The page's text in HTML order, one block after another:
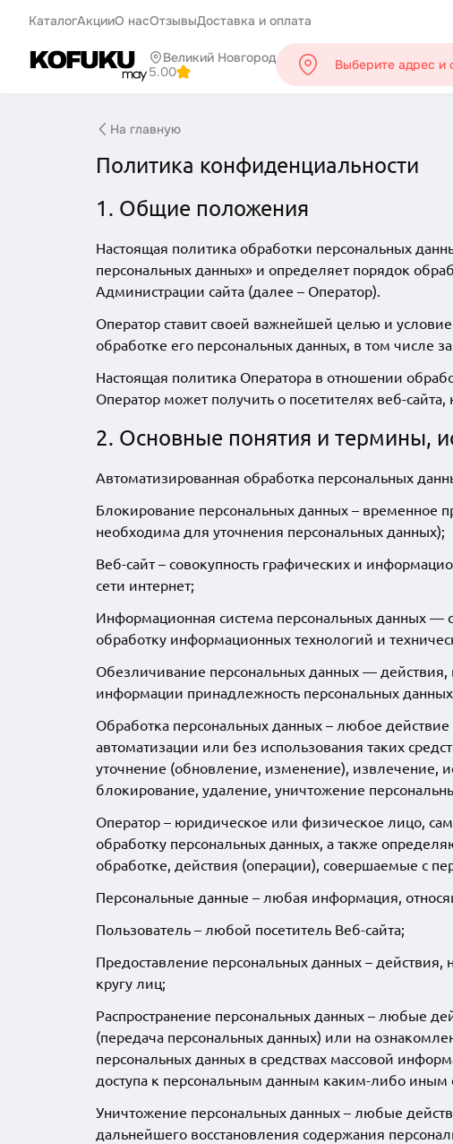
КаталогАкцииО насОтзывыДоставка и оплата
Великий Новгород
5.00
Выберите адрес и
На главную
Политика конфиденциальности
1. Общие положения
Настоящая политика обработки персональных
персональных данных» и определяет порядок
Администрации сайта (далее – Оператор).
Оператор ставит своей важнейшей целью и
обработке его персональных данных, в том числе
Настоящая политика Оператора в отношении
Оператор может получить о посетителях веб-
2. Основные понятия и термины,
Автоматизированная обработка персональных
Блокирование персональных данных – временное
необходима для уточнения персональных данных);
Веб-сайт – совокупность графических и
сети интернет;
Информационная система персональных данных —
обработку информационных технологий и
Обезличивание персональных данных — действия,
информации принадлежность персональных
Обработка персональных данных – любое
автоматизации или без использования таких
уточнение (обновление, изменение), извлечение,
блокирование, удаление, уничтожение
Оператор – юридическое или физическое лицо,
обработку персональных данных, а также
обработке, действия (операции), совершаемые с
Персональные данные – любая информация,
Пользователь – любой посетитель Веб-сайта;
Предоставление персональных данных –
кругу лиц;
Распространение персональных данных – любые
(передача персональных данных) или на
персональных данных в средствах массовой
доступа к персональным данным каким-либо иным
Уничтожение персональных данных – любые
дальнейшего восстановления содержания